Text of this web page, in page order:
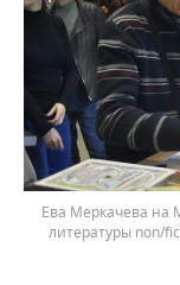
Ева Меркачева на
литературы non/